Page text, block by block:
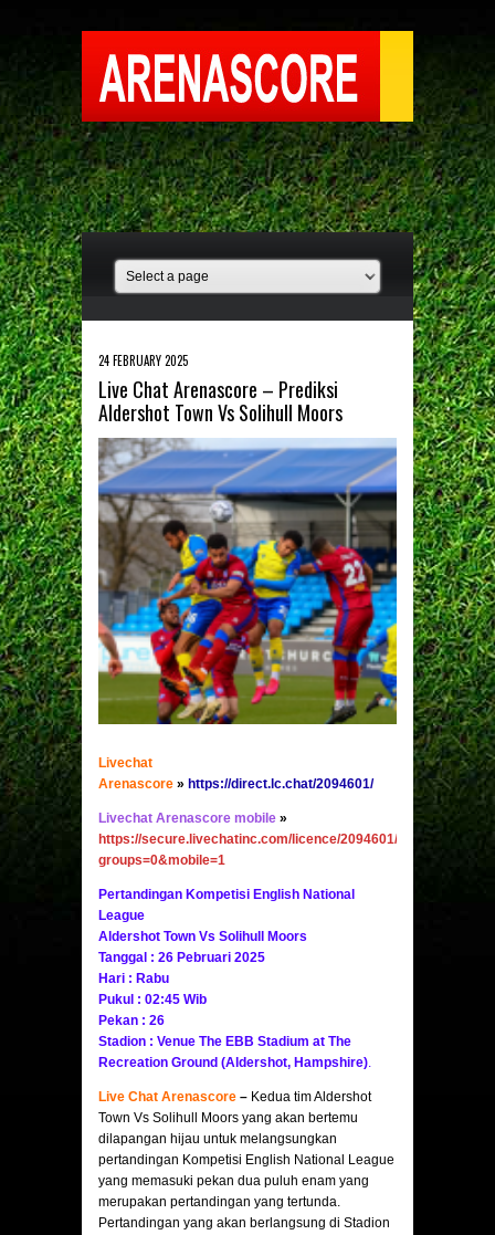
24 FEBRUARY 2025
Live Chat Arenascore – Prediksi
Aldershot Town Vs Solihull Moors
Livechat
Arenascore » https://direct.lc.chat/2094601/
Livechat Arenascore mobile »
https://secure.livechatinc.com/licence/2094601/v2/
groups=0&mobile=1
Pertandingan Kompetisi English National
League
Aldershot Town Vs Solihull Moors
Tanggal : 26 Pebruari 2025
Hari : Rabu
Pukul : 02:45 Wib
Pekan : 26
Stadion : Venue The EBB Stadium at The
Recreation Ground (Aldershot, Hampshire).
Live Chat Arenascore – Kedua tim Aldershot
Town Vs Solihull Moors yang akan bertemu
dilapangan hijau untuk melangsungkan
pertandingan Kompetisi English National League
yang memasuki pekan dua puluh enam yang
merupakan pertandingan yang tertunda.
Pertandingan yang akan berlangsung di Stadion